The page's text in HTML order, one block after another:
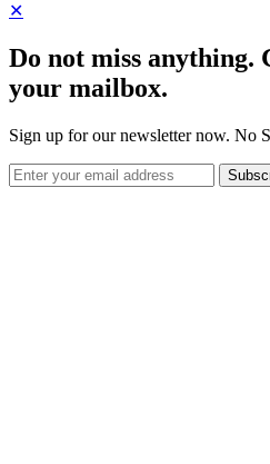
✕
Do not miss anything.
your mailbox.
Sign up for our newsletter now. No